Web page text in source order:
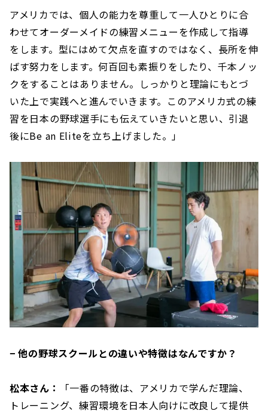
アメリカでは、個人の能力を尊重して一人ひとりに合
わせてオーダーメイドの練習メニューを作成して指導
をします。型にはめて欠点を直すのではなく、長所を伸
ばす努力をします。何百回も素振りをしたり、千本ノッ
クをすることはありません。しっかりと理論にもとづ
いた上で実践へと進んでいきます。このアメリカ式の練
習を日本の野球選手にも伝えていきたいと思い、引退
後にBe an Eliteを立ち上げました。」
− 他の野球スクールとの違いや特徴はなんですか？
松本さん：
「一番の特徴は、アメリカで学んだ理論、
トレーニング、練習環境を日本人向けに改良して提供